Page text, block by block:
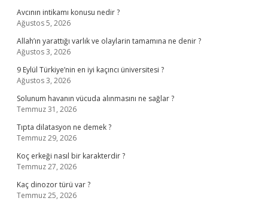
Avcının intikamı konusu nedir ?
Ağustos 5, 2026
Allah’ın yarattığı varlık ve olaylarin tamamına ne denir ?
Ağustos 3, 2026
9 Eylül Türkiye’nin en iyi kaçıncı üniversitesi ?
Ağustos 3, 2026
Solunum havanın vücuda alınmasını ne sağlar ?
Temmuz 31, 2026
Tıpta dilatasyon ne demek ?
Temmuz 29, 2026
Koç erkeği nasıl bir karakterdir ?
Temmuz 27, 2026
Kaç dinozor türü var ?
Temmuz 25, 2026